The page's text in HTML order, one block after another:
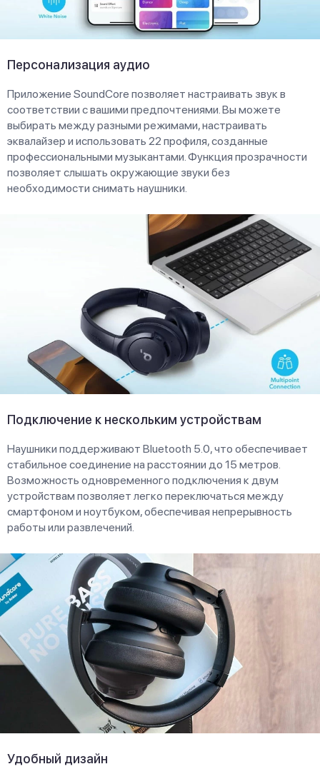
Персонализация аудио
Приложение SoundCore позволяет настраивать звук в
соответствии с вашими предпочтениями. Вы можете
выбирать между разными режимами, настраивать
эквалайзер и использовать 22 профиля, созданные
профессиональными музыкантами. Функция прозрачности
позволяет слышать окружающие звуки без
необходимости снимать наушники.
Подключение к нескольким устройствам
Наушники поддерживают Bluetooth 5.0, что обеспечивает
стабильное соединение на расстоянии до 15 метров.
Возможность одновременного подключения к двум
устройствам позволяет легко переключаться между
смартфоном и ноутбуком, обеспечивая непрерывность
работы или развлечений.
Удобный дизайн